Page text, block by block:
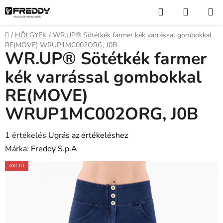
Ugrás
fő
tartalomhoz
KeresésKOSÁR
Kezdőlap
/ HÖLGYEK / WR.UP® Sötétkék farmer kék varrással gombokkal
RE(MOVE) WRUP1MC002ORG, J0B
WR.UP® Sötétkék farmer
kék varrással gombokkal
RE(MOVE)
WRUP1MC002ORG, J0B
A
termék
átlagos
1 értékelés Ugrás az értékeléshez
Márka: Freddy S.p.A
AKCIÓ